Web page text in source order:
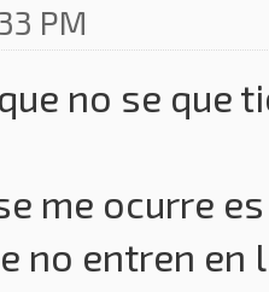
PM
no se que
me ocurre
no entren en